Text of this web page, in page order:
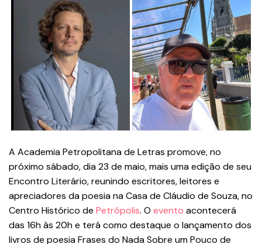
A Academia Petropolitana de Letras promove, no
próximo sábado, dia 23 de maio, mais uma edição de seu
Encontro Literário, reunindo escritores, leitores e
apreciadores da poesia na Casa de Cláudio de Souza, no
Centro Histórico de Petrópolis. O evento acontecerá
das 16h às 20h e terá como destaque o lançamento dos
livros de poesia Frases do Nada Sobre um Pouco de